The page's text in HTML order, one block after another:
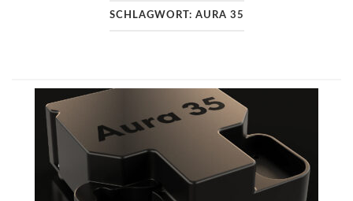
SCHLAGWORT: AURA 35